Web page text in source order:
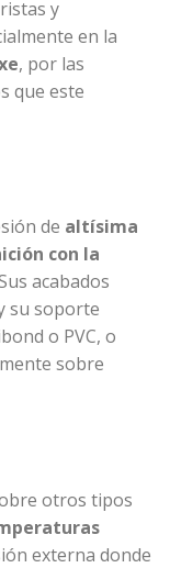
y
en la
, por las
que este
de altísima
con la
acabados
su soporte
o PVC, o
sobre
otros tipos
externa donde